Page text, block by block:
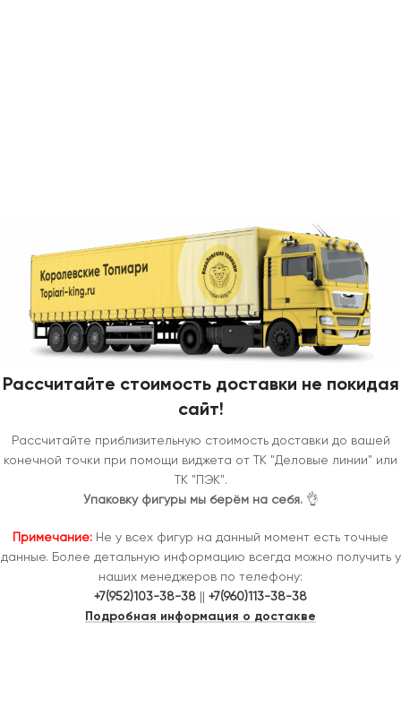
Рассчитайте стоимость доставки не покидая
сайт!
Рассчитайте приблизительную стоимость доставки до вашей
конечной точки при помощи виджета от ТК "Деловые линии" или
ТК "ПЭК".
Упаковку фигуры мы берём на себя.👌
Примечание: Не у всех фигур на данный момент есть точные
данные. Более детальную информацию всегда можно получить у
наших менеджеров по телефону:
+7(952)103-38-38 || +7(960)113-38-38
Подробная информация о достакве